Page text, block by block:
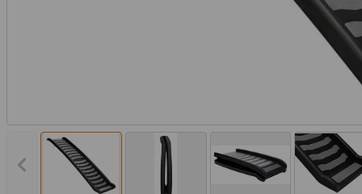
Vorheriges Bild anzeigen